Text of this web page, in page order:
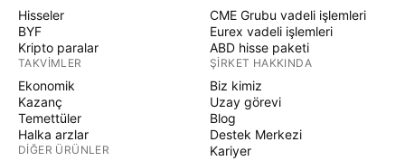
Hisseler
BYF
Kripto paralar
TAKVIMLER
Ekonomik
Kazanç
Temettüler
Halka arzlar
DIĞER ÜRÜNLER
CME Grubu vadeli işlemleri
Eurex vadeli işlemleri
ABD hisse paketi
ŞIRKET HAKKINDA
Biz kimiz
Uzay görevi
Blog
Destek Merkezi
Kariyer